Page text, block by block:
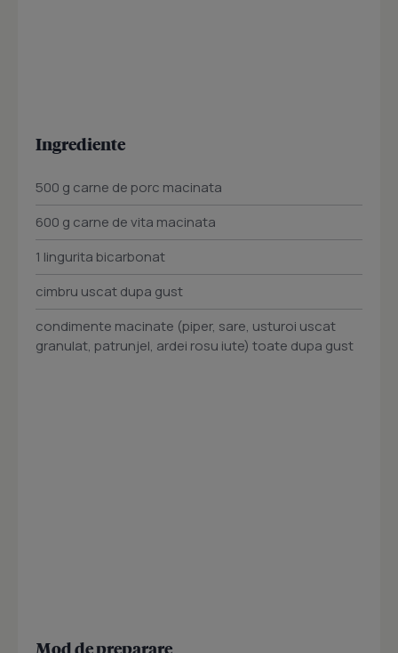
Ingrediente
500 g carne de porc macinata
600 g carne de vita macinata
1 lingurita bicarbonat
cimbru uscat dupa gust
condimente macinate (piper, sare, usturoi uscat
granulat, patrunjel, ardei rosu iute) toate dupa gust
Mod de preparare